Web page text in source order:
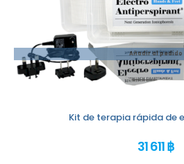
Añadir al pedido
Kit de terapia rápida de
31 611 ฿